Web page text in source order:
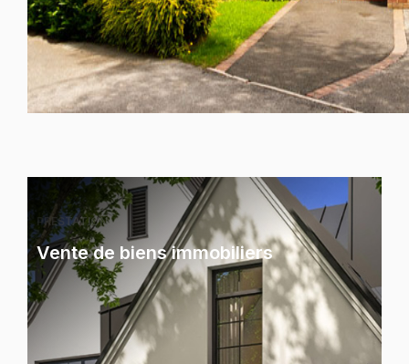
PRESTATION
Vente de biens immobiliers